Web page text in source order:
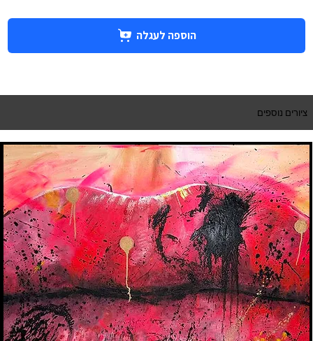
הוספה לעגלה
ציורים נוספים